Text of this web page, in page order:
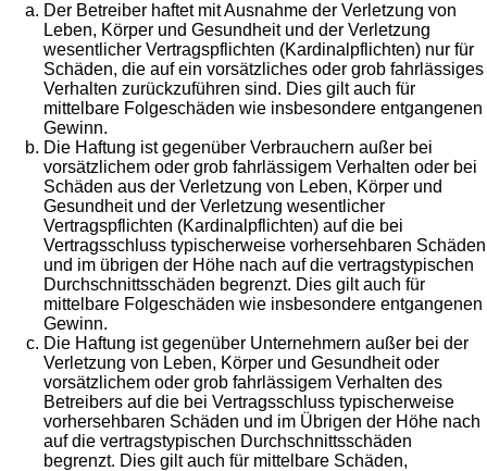
Der Betreiber haftet mit Ausnahme der Verletzung von
Leben, Körper und Gesundheit und der Verletzung
wesentlicher Vertragspflichten (Kardinalpflichten) nur für
Schäden, die auf ein vorsätzliches oder grob fahrlässiges
Verhalten zurückzuführen sind. Dies gilt auch für
mittelbare Folgeschäden wie insbesondere entgangenen
Gewinn.
Die Haftung ist gegenüber Verbrauchern außer bei
vorsätzlichem oder grob fahrlässigem Verhalten oder bei
Schäden aus der Verletzung von Leben, Körper und
Gesundheit und der Verletzung wesentlicher
Vertragspflichten (Kardinalpflichten) auf die bei
Vertragsschluss typischerweise vorhersehbaren Schäden
und im übrigen der Höhe nach auf die vertragstypischen
Durchschnittsschäden begrenzt. Dies gilt auch für
mittelbare Folgeschäden wie insbesondere entgangenen
Gewinn.
Die Haftung ist gegenüber Unternehmern außer bei der
Verletzung von Leben, Körper und Gesundheit oder
vorsätzlichem oder grob fahrlässigem Verhalten des
Betreibers auf die bei Vertragsschluss typischerweise
vorhersehbaren Schäden und im Übrigen der Höhe nach
auf die vertragstypischen Durchschnittsschäden
begrenzt. Dies gilt auch für mittelbare Schäden,